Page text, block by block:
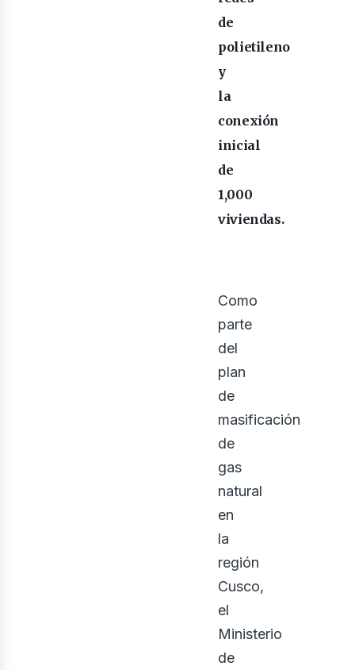
de
polietileno
y
la
conexión
inicial
de
1,000
viviendas.
Como
parte
del
plan
de
masificación
de
gas
natural
en
la
región
Cusco,
el
Ministerio
de